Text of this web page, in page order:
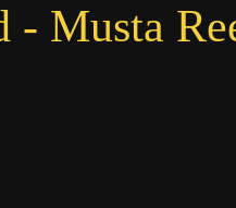
- Musta